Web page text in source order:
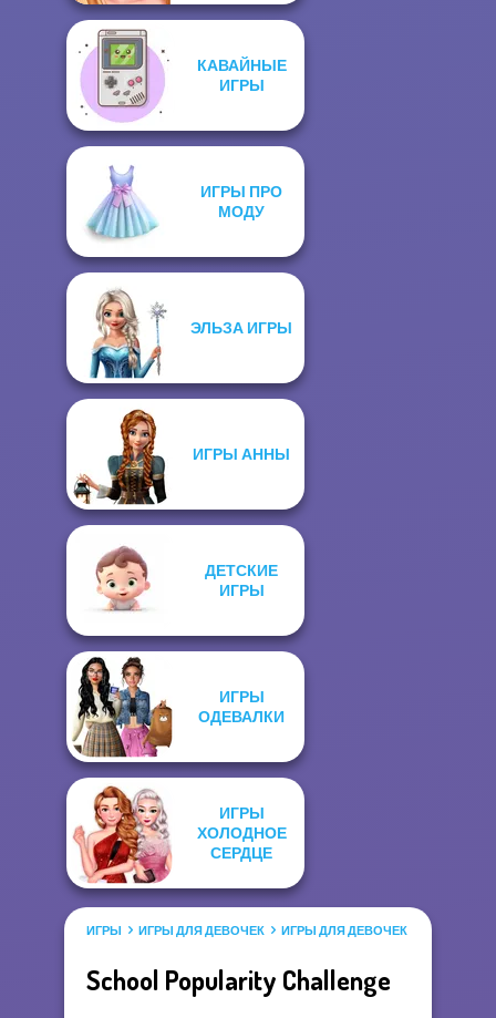
КАВАЙНЫЕ
ИГРЫ
ИГРЫ ПРО
МОДУ
ЭЛЬЗА ИГРЫ
ИГРЫ АННЫ
ДЕТСКИЕ
ИГРЫ
ИГРЫ
ОДЕВАЛКИ
ИГРЫ
ХОЛОДНОЕ
СЕРДЦЕ
ИГРЫ ИГРЫ ДЛЯ ДЕВОЧЕК ИГРЫ ДЛЯ ДЕВОЧЕК САЛОН
School Popularity Challenge